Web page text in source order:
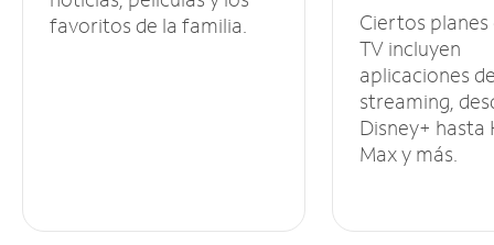
favoritos de la familia.
Ciertos planes
TV incluyen
aplicaciones
streaming,
Disney+ hasta
Max y más.